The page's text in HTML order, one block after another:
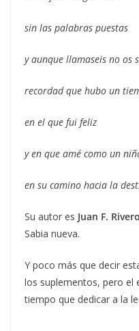
sin las palabras puestas
y aunque llamaseis no os
recordad que hubo un
en el que fui feliz
y en que amé como un
en su camino hacia la
Su autor es Juan F. Rivero
Sabia nueva.
Y poco más que decir
los suplementos, pero el
tiempo que dedicar a la